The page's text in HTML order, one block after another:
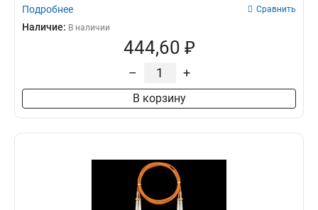
Подробнее Сравнить
Наличие: В наличии
444,60 ₽
– +
В корзину